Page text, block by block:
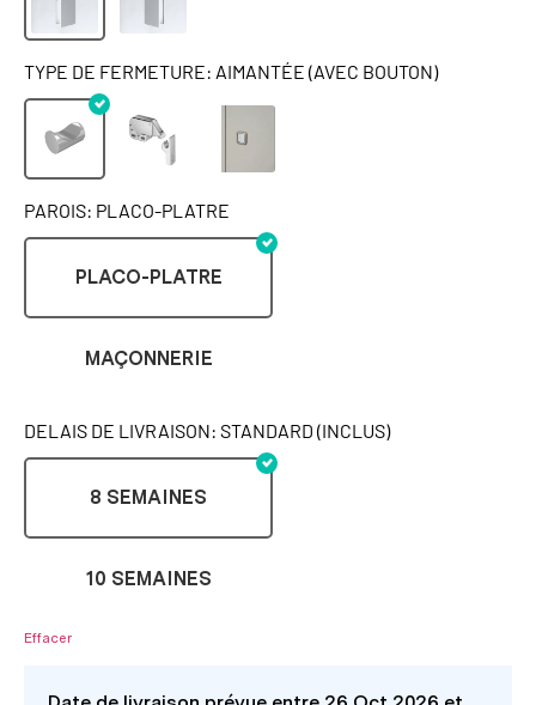
TYPE DE FERMETURE: AIMANTÉE (AVEC BOUTON)
PAROIS: PLACO-PLATRE
PLACO-PLATRE
MAÇONNERIE
DELAIS DE LIVRAISON: STANDARD (INCLUS)
8 SEMAINES
10 SEMAINES
Effacer